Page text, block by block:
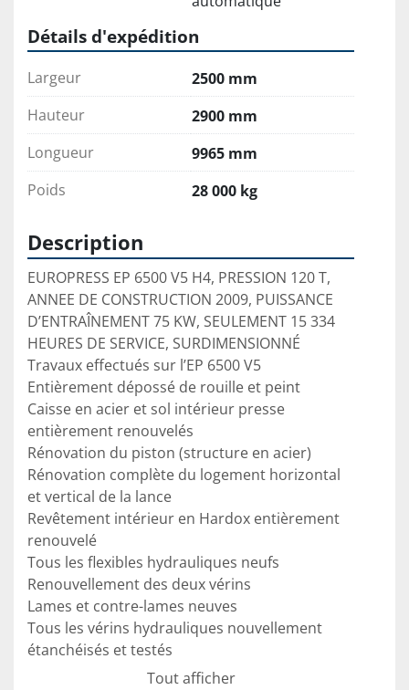
Détails d'expédition
Largeur
2500 mm
Hauteur
2900 mm
Longueur
9965 mm
Poids
28 000 kg
Description
EUROPRESS EP 6500 V5 H4, PRESSION 120 T,
ANNEE DE CONSTRUCTION 2009, PUISSANCE
D’ENTRAÎNEMENT 75 KW, SEULEMENT 15 334
HEURES DE SERVICE, SURDIMENSIONNÉ
Travaux effectués sur l’EP 6500 V5
Entièrement dépossé de rouille et peint
Caisse en acier et sol intérieur presse
entièrement renouvelés
Rénovation du piston (structure en acier)
Rénovation complète du logement horizontal
et vertical de la lance
Revêtement intérieur en Hardox entièrement
renouvelé
Tous les flexibles hydrauliques neufs
Renouvellement des deux vérins
Lames et contre-lames neuves
Tous les vérins hydrauliques nouvellement
étanchéisés et testés
Tous les glissages et plastiques de guidage
Tout afficher